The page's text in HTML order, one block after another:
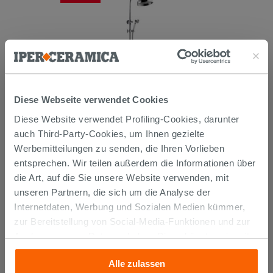
Diese Webseite verwendet Cookies
Diese Website verwendet Profiling-Cookies, darunter
auch Third-Party-Cookies, um Ihnen gezielte
Werbemitteilungen zu senden, die Ihren Vorlieben
entsprechen. Wir teilen außerdem die Informationen über
die Art, auf die Sie unsere Website verwenden, mit
unseren Partnern, die sich um die Analyse der
Internetdaten, Werbung und Sozialen Medien kümmer,
zur Bereitstellung von Social-Media-Funktionen und zur
Analyse unseres Datenverkehrs. Diese könnten sie mit
anderen Informationen, die Sie ihnen geliefert haben oder
die sie aufgrund Ihrer Verwendung ihrer Dienste
Alle zulassen
DUSCHSYSTEM EPOQUE MIT
KOPFBRAUSE RUND CHROM
227,94 € /STK.379,90 € -40,00%
IN DEN WARENKORB LEGEN